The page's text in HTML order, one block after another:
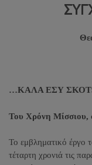
…ΚΑΛΑ ΕΣΥ
Του Χρόνη Μίσσιου,
Το εμβληματικό έργο
τέταρτη χρονιά τις